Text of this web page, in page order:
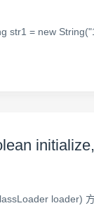
str1 = new
loader)